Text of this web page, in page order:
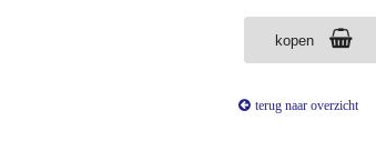
kopen
terug naar overzicht